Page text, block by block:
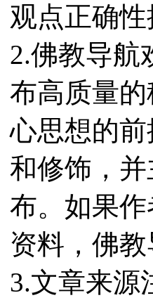
观点正确性
2.佛教导航
布高质量
心思想的
和修饰，
布。如果
资料，佛
3.文章来源